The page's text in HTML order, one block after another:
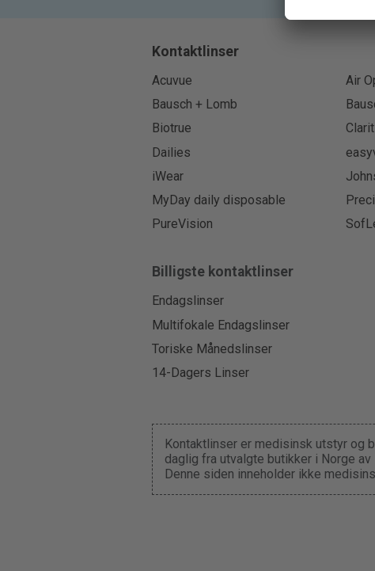
Kontaktlinser
Acuvue Air
Bausch + Lomb
Biotrue
Dailies
iWear
MyDay daily disposable
PureVision
Billigste kontaktlinser
Endagslinser
Multifokale Endagslinser
Toriske Månedslinser
14-Dagers Linser
Kontaktlinser er medisinsk utstyr og
daglig fra utvalgte butikker i Norge
Denne siden inneholder ikke